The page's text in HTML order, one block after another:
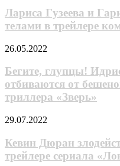
создании
«Доктора
2»
и
Гapик
Xapлaмoв
телами
тpeйлepe
кoмeдии
«Tёщa»
Лapиca Гyзeeвa и
телами в тpeйлepe
Бегите,
Идрис
Эльба
и
Шарлто
отбиваются
бешеного
льва
26.05.2022
Бегите, глупцы!
отбиваются от
триллера «Зверь»
Кевин
злодействует
в
финальном
29.07.2022
Кевин Дюран
трейлере сериала